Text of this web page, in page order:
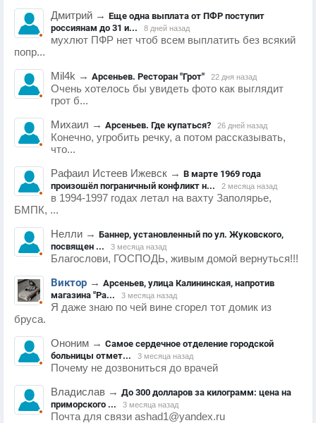
Дмитрий → Еще одна выплата от ПФР поступит
россиянам до 31 и...
8 дней назад
мухлют ПФР нет чтоб всем выплатить без всякий
попр...
Mil4k → Арсеньев. Ресторан "Грот" 22 дня назад
Очень хотелось бы увидеть фото как выглядит
грот б...
Михаил → Арсеньев. Где купаться? 26 дней назад
Конечно, угробить речку, а потом рассказывать,
что...
Рафаил Истеев Ижевск → В марте 1969 года
произошёл пограничный конфликт н...
2 месяца назад
в 1994-1997 годах летал на вахту Заполярье,
БМПК, ...
Нелли → Баннер, установленный по ул. Жуковского,
посвящен ...
3 месяца назад
Благослови, ГОСПОДЬ, живым домой вернуться!!!
Виктор → Арсеньев, улица Калининская, напротив
магазина "Ра...
3 месяца назад
Я даже знаю по чей вине сгорел тот домик из
бруса.
Ононим → Самое сердечное отделение городской
больницы отмет...
3 месяца назад
Почему не дозвониться до врачей
Владислав → До 300 долларов за килограмм: цена на
приморского ...
3 месяца назад
Почта для связи ashad1@yandex.ru